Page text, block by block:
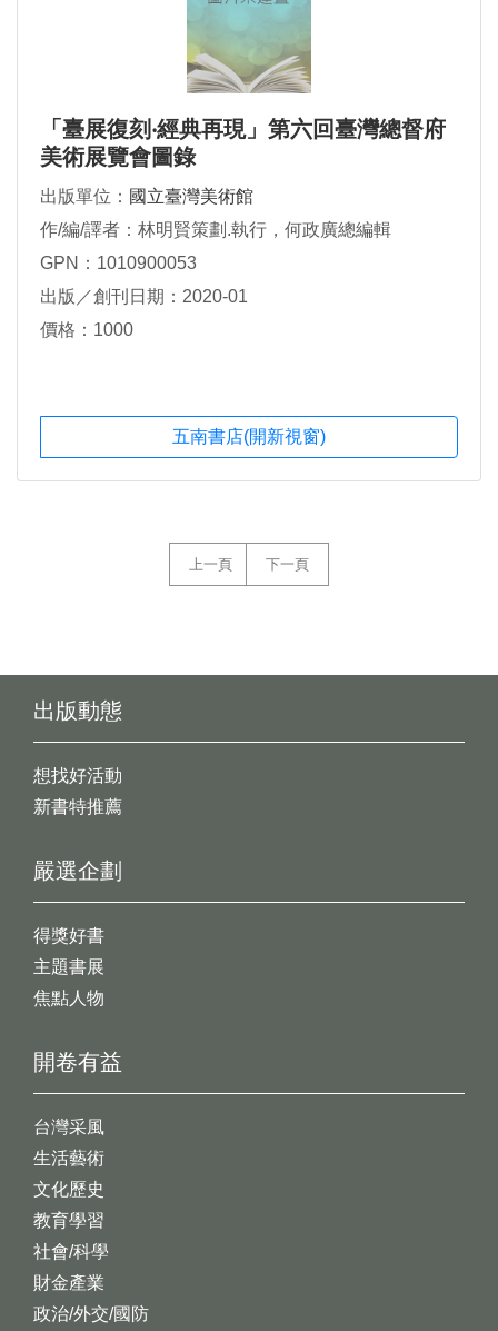
「臺展復刻‧經典再現」第六回臺灣總督府
美術展覽會圖錄
出版單位： 國立臺灣美術館
作/編/譯者：林明賢策劃.執行，何政廣總編輯
GPN：1010900053
出版／創刊日期：2020-01
價格：1000
五南書店(開新視窗)
上一頁 下一頁
出版動態
想找好活動
新書特推薦
開卷有益
台灣采風
生活藝術
文化歷史
教育學習
社會/科學
財金產業
政治/外交/國防
嚴選企劃
得獎好書
主題書展
焦點人物